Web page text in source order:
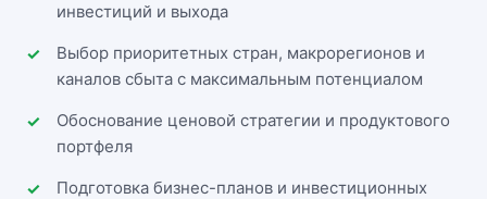
инвестиций и выхода
Выбор приоритетных стран, макрорегионов и
каналов сбыта с максимальным потенциалом
Обоснование ценовой стратегии и продуктового
портфеля
Подготовка бизнес-планов и инвестиционных